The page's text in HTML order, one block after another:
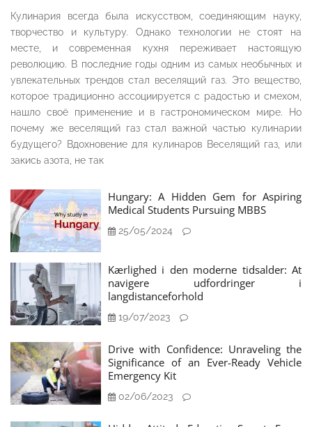
Кулинария всегда была искусством, соединяющим науку,
творчество и культуру. Однако технологии не стоят на
месте, и современная кухня переживает настоящую
революцию. В последние годы одним из самых необычных и
увлекательных трендов стал веселящий газ. Это вещество,
которое традиционно ассоциируется с радостью и смехом,
нашло своё применение и в гастрономическом мире. Но
почему же веселящий газ стал важной частью кулинарии
будущего? Вдохновение для кулинаров Веселящий газ, или
закись азота, не так
Hungary: A Hidden Gem for Aspiring
Medical Students Pursuing MBBS
25/05/2024
Kærlighed i den moderne tidsalder: At
navigere udfordringer i
langdistanceforhold
19/07/2023
Drive with Confidence: Unraveling the
Significance of an Ever-Ready Vehicle
Emergency Kit
02/06/2023